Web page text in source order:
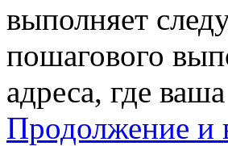
выполняет
пошагового
адреса, где
Продолжение и